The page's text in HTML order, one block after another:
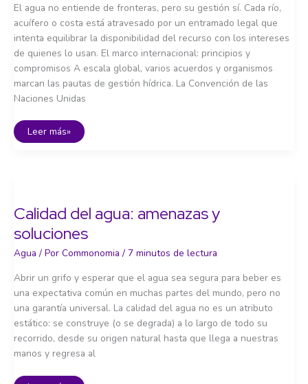
El agua no entiende de fronteras, pero su gestión sí. Cada río,
acuífero o costa está atravesado por un entramado legal que
intenta equilibrar la disponibilidad del recurso con los intereses
de quienes lo usan. El marco internacional: principios y
compromisos A escala global, varios acuerdos y organismos
marcan las pautas de gestión hídrica. La Convención de las
Naciones Unidas
Regulación
del
local
Leer más»
Calidad del agua: amenazas y
soluciones
Agua / Por Commonomia / 7 minutos de lectura
Abrir un grifo y esperar que el agua sea segura para beber es
una expectativa común en muchas partes del mundo, pero no
una garantía universal. La calidad del agua no es un atributo
estático: se construye (o se degrada) a lo largo de todo su
recorrido, desde su origen natural hasta que llega a nuestras
manos y regresa al